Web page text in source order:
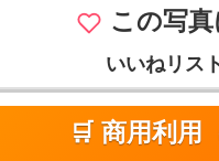
この写
いいねリス
🛒 商用利用